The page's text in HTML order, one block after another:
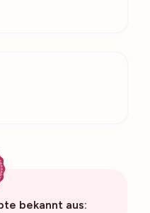
bekannt aus: